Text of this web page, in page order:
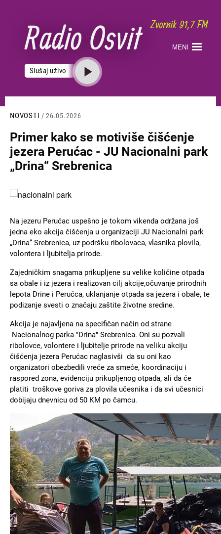
sadržaj
MENI
Slušaj uživo
NOVOSTI / 26.05.2026
Primer kako se motiviše čišćenje
jezera Perućac - JU Nacionalni park
„Drina“ Srebrenica
Slika
Na jezeru Perućac uspešno je tokom vikenda održana još
jedna eko akcija čišćenja u organizaciji JU Nacionalni park
„Drina“ Srebrenica, uz podršku ribolovaca, vlasnika plovila,
volontera i ljubitelja prirode.
Zajedničkim snagama prikupljene su velike količine otpada
sa obale i iz jezera i realizovan cilj akcije,očuvanje prirodnih
lepota Drine i Perućca, uklanjanje otpada sa jezera i obale, te
podizanje svesti o značaju zaštite životne sredine.
Akcija je najavljena na specifičan način od strane
Nacionalnog parka "Drina" Srebrenica. Oni su pozvali
ribolovce, volontere i ljubitelje prirode na veliku akciju
čišćenja jezera Perućac naglasivši da su oni kao
organizatori obezbedili vreće za smeće, koordinaciju i
raspored zona, evidenciju prikupljenog otpada, ali da će
platiti troškove goriva za plovila učesnika i da svi učesnici
dobijaju dnevnicu od 50 КM po čamcu.